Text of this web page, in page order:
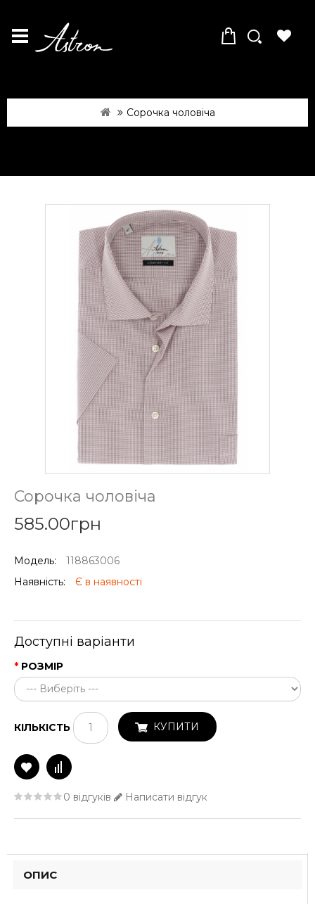
Сорочка чоловіча
Сорочка чоловіча
585.00грн
Модель:
118863006
Наявність:
Є в наявності
Доступні варіанти
РОЗМІР
КІЛЬКІСТЬ КУПИТИ
0 відгуків Написати відгук
ОПИС